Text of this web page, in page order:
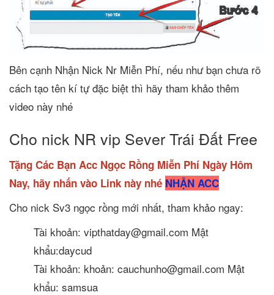
Bên cạnh Nhận Nick Nr Miễn Phí, nếu như bạn chưa rõ
cách tạo tên kí tự đặc biệt thì hãy tham khảo thêm
video này nhé
Cho nick NR vip Sever Trái Đất Free
Tặng Các Bạn Acc Ngọc Rồng Miễn Phí Ngày Hôm
Nay, hãy nhấn vào Link này nhé NHẬN ACC
Cho nick Sv3 ngọc rồng mới nhất, tham khảo ngay:
Tài khoản: vipthatday@gmail.com Mật
khẩu:daycud
Tài khoản: khoản: cauchunho@gmail.com Mật
khẩu: samsua